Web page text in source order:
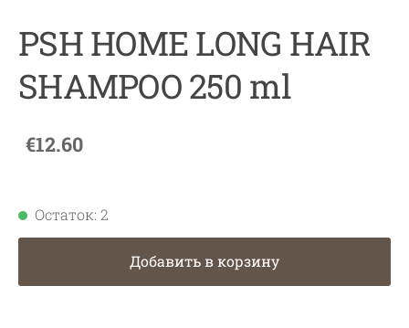
PSH HOME LONG HAIR
SHAMPOO 250 ml
€12.60
Остаток: 2
Добавить в корзину